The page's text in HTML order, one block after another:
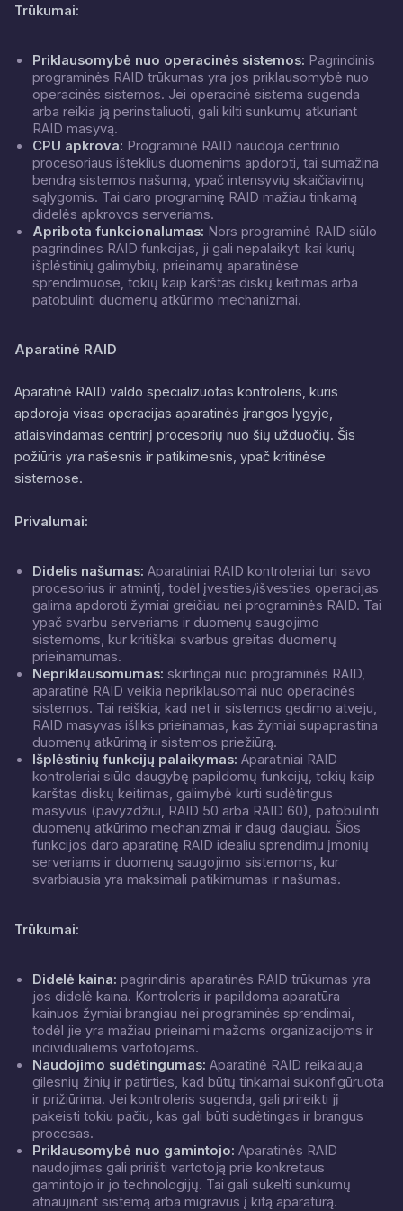
Trūkumai:
Priklausomybė nuo operacinės sistemos: Pagrindinis
programinės RAID trūkumas yra jos priklausomybė nuo
operacinės sistemos. Jei operacinė sistema sugenda
arba reikia ją perinstaliuoti, gali kilti sunkumų atkuriant
RAID masyvą.
CPU apkrova: Programinė RAID naudoja centrinio
procesoriaus išteklius duomenims apdoroti, tai sumažina
bendrą sistemos našumą, ypač intensyvių skaičiavimų
sąlygomis. Tai daro programinę RAID mažiau tinkamą
didelės apkrovos serveriams.
Apribota funkcionalumas: Nors programinė RAID siūlo
pagrindines RAID funkcijas, ji gali nepalaikyti kai kurių
išplėstinių galimybių, prieinamų aparatinėse
sprendimuose, tokių kaip karštas diskų keitimas arba
patobulinti duomenų atkūrimo mechanizmai.
Aparatinė RAID
Aparatinė RAID valdo specializuotas kontroleris, kuris
apdoroja visas operacijas aparatinės įrangos lygyje,
atlaisvindamas centrinį procesorių nuo šių užduočių. Šis
požiūris yra našesnis ir patikimesnis, ypač kritinėse
sistemose.
Privalumai:
Didelis našumas: Aparatiniai RAID kontroleriai turi savo
procesorius ir atmintį, todėl įvesties/išvesties operacijas
galima apdoroti žymiai greičiau nei programinės RAID. Tai
ypač svarbu serveriams ir duomenų saugojimo
sistemoms, kur kritiškai svarbus greitas duomenų
prieinamumas.
Nepriklausomumas: skirtingai nuo programinės RAID,
aparatinė RAID veikia nepriklausomai nuo operacinės
sistemos. Tai reiškia, kad net ir sistemos gedimo atveju,
RAID masyvas išliks prieinamas, kas žymiai supaprastina
duomenų atkūrimą ir sistemos priežiūrą.
Išplėstinių funkcijų palaikymas: Aparatiniai RAID
kontroleriai siūlo daugybę papildomų funkcijų, tokių kaip
karštas diskų keitimas, galimybė kurti sudėtingus
masyvus (pavyzdžiui, RAID 50 arba RAID 60), patobulinti
duomenų atkūrimo mechanizmai ir daug daugiau. Šios
funkcijos daro aparatinę RAID idealiu sprendimu įmonių
serveriams ir duomenų saugojimo sistemoms, kur
svarbiausia yra maksimali patikimumas ir našumas.
Trūkumai:
Didelė kaina: pagrindinis aparatinės RAID trūkumas yra
jos didelė kaina. Kontroleris ir papildoma aparatūra
kainuos žymiai brangiau nei programinės sprendimai,
todėl jie yra mažiau prieinami mažoms organizacijoms ir
individualiems vartotojams.
Naudojimo sudėtingumas: Aparatinė RAID reikalauja
gilesnių žinių ir patirties, kad būtų tinkamai sukonfigūruota
ir prižiūrima. Jei kontroleris sugenda, gali prireikti jį
pakeisti tokiu pačiu, kas gali būti sudėtingas ir brangus
procesas.
Priklausomybė nuo gamintojo: Aparatinės RAID
naudojimas gali pririšti vartotoją prie konkretaus
gamintojo ir jo technologijų. Tai gali sukelti sunkumų
atnaujinant sistemą arba migravus į kitą aparatūrą.